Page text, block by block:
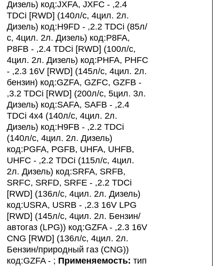
Дизель) код:JXFA, JXFC - ,2.4
TDCi [RWD] (140л/с, 4цил. 2л.
Дизель) код:H9FD - ,2.2 TDCi (85л/
с, 4цил. 2л. Дизель) код:P8FA,
P8FB - ,2.4 TDCi [RWD] (100л/с,
4цил. 2л. Дизель) код:PHFA, PHFC
- ,2.3 16V [RWD] (145л/с, 4цил. 2л.
бензин) код:GZFA, GZFC, GZFB -
,3.2 TDCi [RWD] (200л/с, 5цил. 3л.
Дизель) код:SAFA, SAFB - ,2.4
TDCi 4x4 (140л/с, 4цил. 2л.
Дизель) код:H9FB - ,2.2 TDCi
(140л/с, 4цил. 2л. Дизель)
код:PGFA, PGFB, UHFA, UHFB,
UHFC - ,2.2 TDCi (115л/с, 4цил.
2л. Дизель) код:SRFA, SRFB,
SRFC, SRFD, SRFE - ,2.2 TDCi
[RWD] (136л/с, 4цил. 2л. Дизель)
код:USRA, USRB - ,2.3 16V LPG
[RWD] (145л/с, 4цил. 2л. Бензин/
автогаз (LPG)) код:GZFA - ,2.3 16V
CNG [RWD] (136л/с, 4цил. 2л.
Бензин/природный газ (CNG))
код:GZFA - ; Применяемость: тип